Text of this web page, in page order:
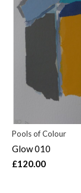
Pools of Colour
Glow 010
£120.00